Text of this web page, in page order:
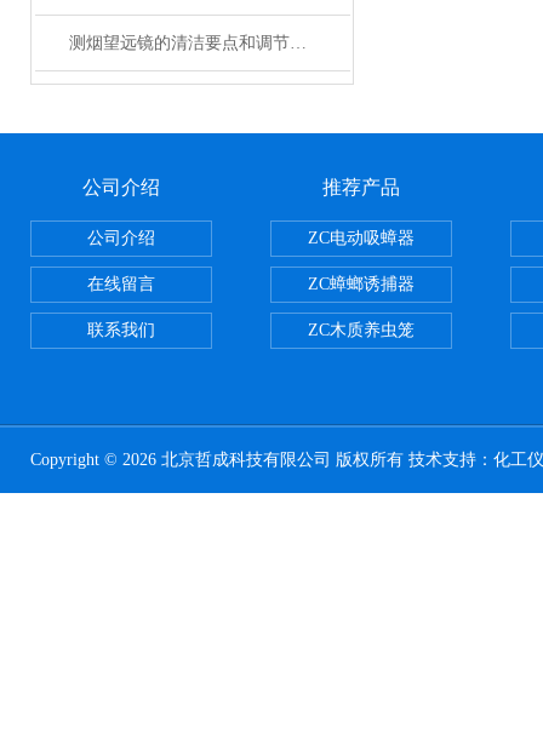
测烟望远镜的清洁要点和调节技巧
公司介绍
公司介绍
在线留言
联系我们
推荐产品
ZC电动吸蟑器
ZC蟑螂诱捕器
ZC木质养虫笼
Copyright © 2026 北京哲成科技有限公司 版权所有 技术支持： 化工